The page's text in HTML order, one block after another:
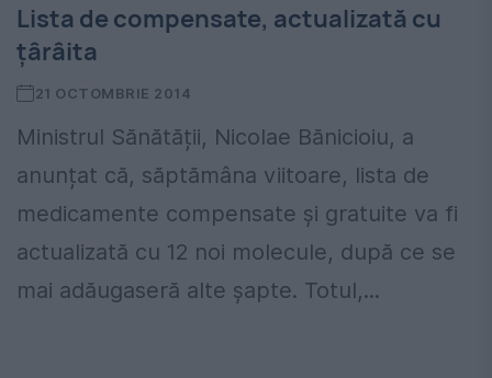
Lista de compensate, actualizată cu
țârâita
21 OCTOMBRIE 2014
Ministrul Sănătății, Nicolae Bănicioiu, a
anunțat că, săptămâna viitoare, lista de
medicamente compensate și gratuite va fi
actualizată cu 12 noi molecule, după ce se
mai adăugaseră alte șapte. Totul,...